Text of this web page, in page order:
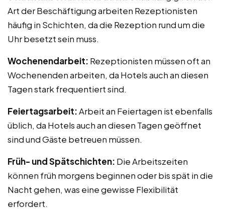
Art der Beschäftigung arbeiten Rezeptionisten
häufig in Schichten, da die Rezeption rund um die
Uhr besetzt sein muss.
Wochenendarbeit: Rezeptionisten müssen oft an
Wochenenden arbeiten, da Hotels auch an diesen
Tagen stark frequentiert sind.
Feiertagsarbeit:Arbeit an Feiertagen ist ebenfalls
üblich, da Hotels auch an diesen Tagen geöffnet
sind und Gäste betreuen müssen.
Früh- und Spätschichten: Die Arbeitszeiten
können früh morgens beginnen oder bis spät in die
Nacht gehen, was eine gewisse Flexibilität
erfordert.